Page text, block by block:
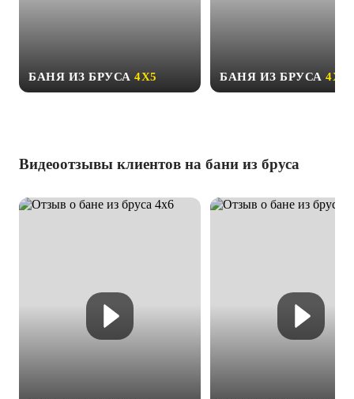
БАНЯ ИЗ БРУСА 4Х5 БАНЯ ИЗ БРУСА 4Х6
Видеоотзывы клиентов на бани из бруса